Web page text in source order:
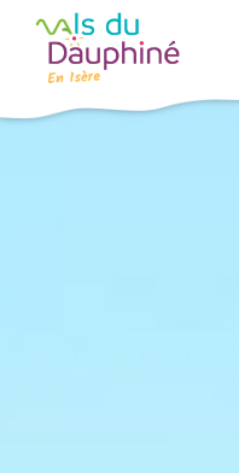
Panneau de gestion des cookies